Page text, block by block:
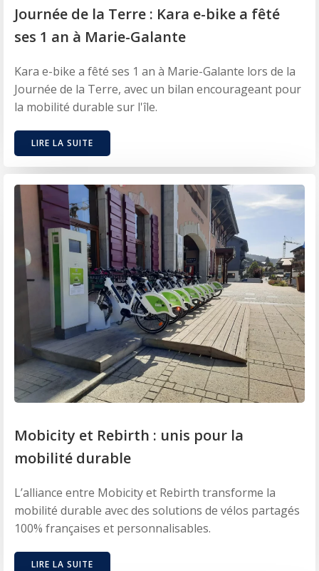
Journée de la Terre : Kara e-bike a fêté
ses 1 an à Marie-Galante
Kara e-bike a fêté ses 1 an à Marie-Galante lors de la
Journée de la Terre, avec un bilan encourageant pour
la mobilité durable sur l'île.
LIRE LA SUITE
Mobicity et Rebirth : unis pour la
mobilité durable
L’alliance entre Mobicity et Rebirth transforme la
mobilité durable avec des solutions de vélos partagés
100% françaises et personnalisables.
LIRE LA SUITE